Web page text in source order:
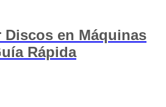
Discos en Máquinas
Rápida